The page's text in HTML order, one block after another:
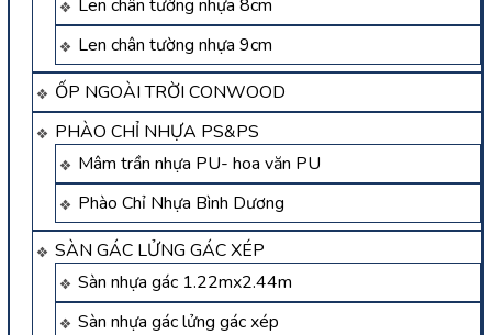
Len chân tường nhựa 8cm
Len chân tường nhựa 9cm
ỐP NGOÀI TRỜI CONWOOD
PHÀO CHỈ NHỰA PS&PS
Mâm trần nhựa PU- hoa văn PU
Phào Chỉ Nhựa Bình Dương
SÀN GÁC LỬNG GÁC XÉP
Sàn nhựa gác 1.22mx2.44m
Sàn nhựa gác lửng gác xép